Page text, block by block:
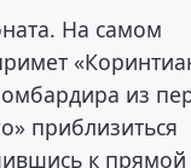
На самом
из
приблизиться
к прямой